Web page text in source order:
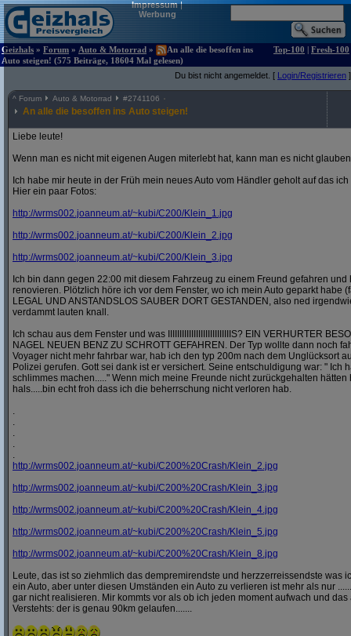
Impressum|
Werbung
Geizhals » Forum » Auto & Motorrad »
An alle die besoffen ins
Auto steigen! (575 Beiträge, 18604 Mal gelesen)
Top-100 | Fresh-100
Du bist nicht angemeldet. [ Login/Registrieren ]
^ Forum Auto & Motorrad #2741106
An alle die besoffen ins Auto steigen!
Liebe leute!
Wenn man es nicht mit eigenen Augen miterlebt hat, kann man es nicht
Ich habe mir heute in der Früh mein neues Auto vom Händler geholt auf das
Hier ein paar Fotos:
http://wrms002.joanneum.at/~kubi/C200/Klein_1.jpg
http://wrms002.joanneum.at/~kubi/C200/Klein_2.jpg
http://wrms002.joanneum.at/~kubi/C200/Klein_3.jpg
Ich bin dann gegen 22:00 mit diesem Fahrzeug zu einem Freund gefahren
renovieren. Plötzlich höre ich vor dem Fenster, wo ich mein Auto geparkt habe
LEGAL UND ANSTANDSLOS SAUBER DORT GESTANDEN, also ned
verdammt lauten knall.
Ich schau aus dem Fenster und was IIIIIIIIIIIIIIIIIIIIIIIIIIIS? EIN VERHURTER
NAGEL NEUEN BENZ ZU SCHROTT GEFAHREN. Der Typ wollte dann noch
Voyager nicht mehr fahrbar war, hab ich den typ 200m nach dem Unglücksort
Polizei gerufen. Gott sei dank ist er versichert. Seine entschuldigung war: " Ich
schlimmes machen....." Wenn mich meine Freunde nicht zurückgehalten
hals.....bin echt froh dass ich die beherrschung nicht verloren hab.
.
.
.
.
.
http://wrms002.joanneum.at/~kubi/C200%20Crash/Klein_2.jpg
http://wrms002.joanneum.at/~kubi/C200%20Crash/Klein_3.jpg
http://wrms002.joanneum.at/~kubi/C200%20Crash/Klein_4.jpg
http://wrms002.joanneum.at/~kubi/C200%20Crash/Klein_5.jpg
http://wrms002.joanneum.at/~kubi/C200%20Crash/Klein_8.jpg
Leute, das ist so ziehmlich das dempremirendste und herzzerreissendste was
ein Auto, aber unter diesen Umständen ein Auto zu verlieren ist mehr als nur
gar nicht realisieren. Mir kommts vor als ob ich jeden moment aufwach und das
Verstehts: der is genau 90km gelaufen.......